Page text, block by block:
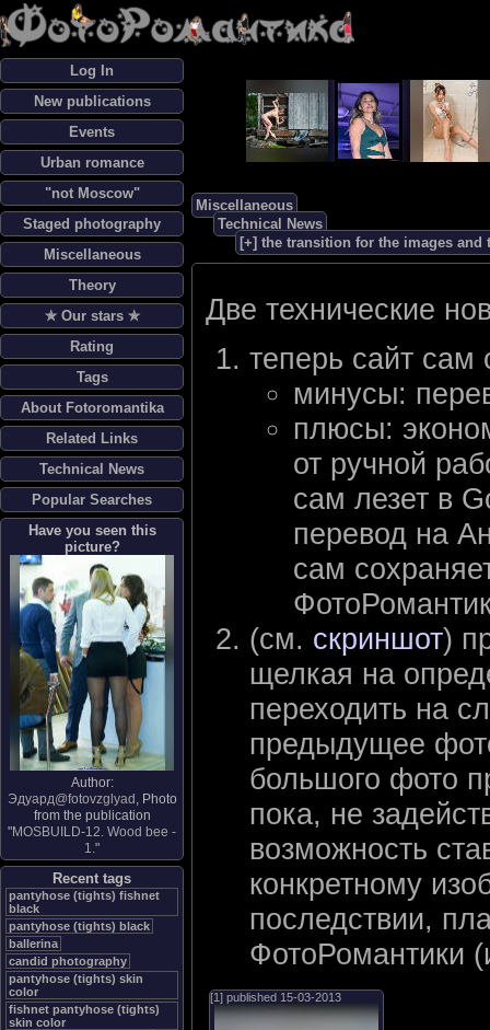
Log In
New publications
Events
Urban romance
"not Moscow"
Staged photography
Miscellaneous
Theory
✯ Our stars ✯
Rating
Tags
About Fotoromantika
Related Links
Technical News
Popular Searches
Have you seen this
picture?
Author:
Эдуард@fotovzglyad , Photo
from the publication
"MOSBUILD-12. Wood bee -
1."
Recent tags
pantyhose (tights) fishnet
black
pantyhose (tights) black
ballerina
candid photography
pantyhose (tights) skin
color
fishnet pantyhose (tights)
skin color
Miscellaneous
Technical News
[+] the transition for the images and
Две технические
теперь сайт
минусы:
плюсы:
от ручной
сам лезет в
перевод на
сам
(см. скриншот)
щелкая на
переходить на
предыдущее
большого фото
пока, не
возможность
конкретному
последствии,
ФотоРомантики
[1] published 15-03-2013